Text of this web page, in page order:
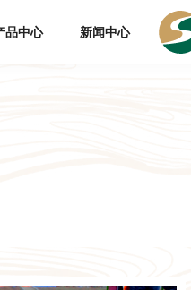
品中心 新闻中心